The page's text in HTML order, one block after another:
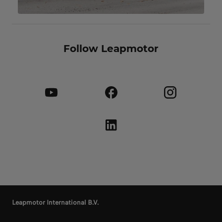
Follow Leapmotor
Leapmotor International B.V.